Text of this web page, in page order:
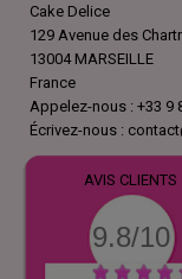
Cake Delice
129 Avenue des
13004 MARSEILLE
France
Appelez-nous : +33 9
Écrivez-nous :
AVIS CLIENTS
9.8/10